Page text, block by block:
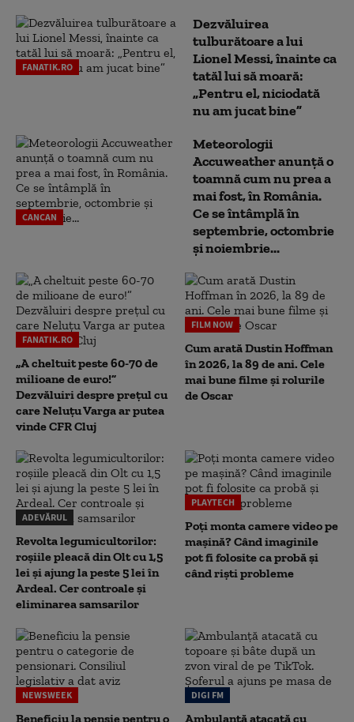
FANATIK.RO
Dezvăluirea
tulburătoare a lui
Lionel Messi, înainte ca
tatăl lui să moară:
„Pentru el, niciodată
nu am jucat bine”
CANCAN
Meteorologii
Accuweather anunță o
toamnă cum nu prea a
mai fost, în România.
Ce se întâmplă în
septembrie, octombrie
și noiembrie...
FANATIK.RO
„A cheltuit peste 60-70 de
milioane de euro!”
Dezvăluiri despre prețul cu
care Neluțu Varga ar putea
vinde CFR Cluj
FILM NOW
Cum arată Dustin Hoffman
în 2026, la 89 de ani. Cele
mai bune filme și rolurile
de Oscar
ADEVĂRUL
Revolta legumicultorilor:
roșiile pleacă din Olt cu 1,5
lei și ajung la peste 5 lei în
Ardeal. Cer controale și
eliminarea samsarilor
PLAYTECH
Poți monta camere video pe
mașină? Când imaginile
pot fi folosite ca probă și
când riști probleme
NEWSWEEK
Beneficiu la pensie pentru o
DIGI FM
Ambulanță atacată cu